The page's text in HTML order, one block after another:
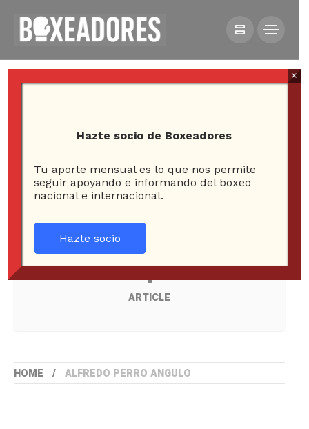
All posts tagged in alfredo
perro angulo
1
ARTICLE
HOME ALFREDO PERRO ANGULO
Hazte socio de Boxeadores
Tu aporte mensual es lo que nos permite
seguir apoyando e informando del boxeo
nacional e internacional.
Hazte socio
×